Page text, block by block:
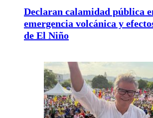
Declaran calamidad pública
emergencia volcánica y
de El Niño